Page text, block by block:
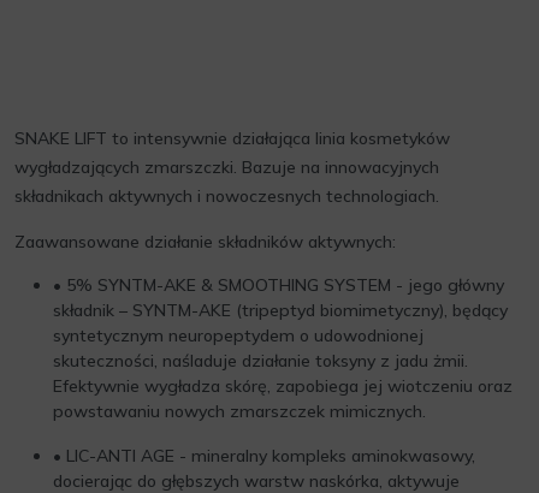
SNAKE LIFT to intensywnie działająca linia kosmetyków
wygładzających zmarszczki. Bazuje na innowacyjnych
składnikach aktywnych i nowoczesnych technologiach.
Zaawansowane działanie składników aktywnych:
• 5% SYNTM-AKE & SMOOTHING SYSTEM - jego główny
składnik – SYNTM-AKE (tripeptyd biomimetyczny), będący
syntetycznym neuropeptydem o udowodnionej
skuteczności, naśladuje działanie toksyny z jadu żmii.
Efektywnie wygładza skórę, zapobiega jej wiotczeniu oraz
powstawaniu nowych zmarszczek mimicznych.
• LIC-ANTI AGE - mineralny kompleks aminokwasowy,
docierając do głębszych warstw naskórka, aktywuje